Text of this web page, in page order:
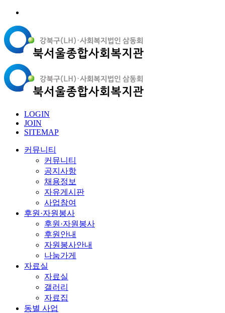
LOGIN
JOIN
SITEMAP
커뮤니티
커뮤니티
공지사항
채용정보
자유게시판
사업참여
후원·자원봉사
후원·자원봉사
후원안내
자원봉사안내
나눔가게
자료실
자료실
갤러리
자료집
동별 사업